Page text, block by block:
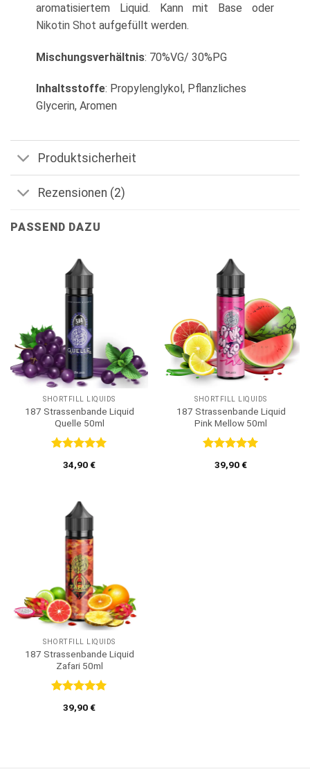
aromatisiertem
Liquid. Kann mit Base oder
Nikotin Shot aufgefüllt werden.
Mischungsverhältnis: 70%VG/ 30%PG
Inhaltsstoffe: Propylenglykol, Pflanzliches
Glycerin, Aromen
Produktsicherheit
Rezensionen (2)
PASSEND DAZU
SHORTFILL LIQUIDS
187 Strassenbande Liquid
Quelle 50ml
Bewertet
mit5von
34,90€
SHORTFILL LIQUIDS
187 Strassenbande Liquid
Pink Mellow 50ml
Bewertet
mit5von
39,90€
SHORTFILL LIQUIDS
187 Strassenbande Liquid
Zafari 50ml
mit5von
39,90€